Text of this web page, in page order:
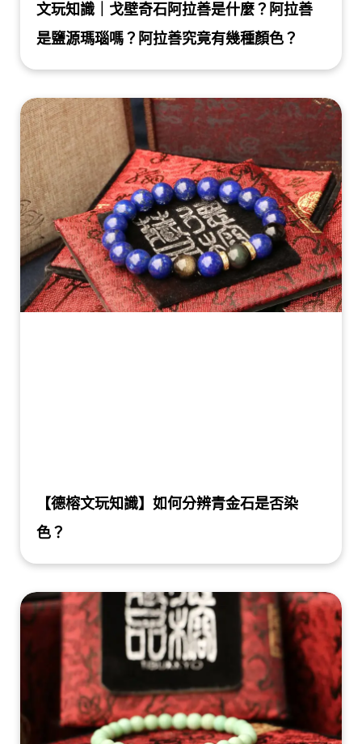
文玩知識｜戈壁奇石阿拉善是什麼？阿拉善
是鹽源瑪瑙嗎？阿拉善究竟有幾種顏色？
【德榕文玩知識】如何分辨青金石是否染
色？